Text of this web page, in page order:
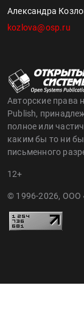
Александра
kozlova@osp.ru
Авторские права
Publish,
полное или
каким бы то ни
письменного
12+
© 1996-2026, ООО